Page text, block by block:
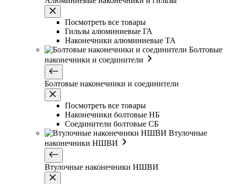
Посмотреть все товары
Гильзы алюминиевые ГА
Наконечники алюминиевые ТА
Болтовые
наконечники и соединители
Болтовые наконечники и соединители
Посмотреть все товары
Наконечники болтовые НБ
Соединители болтовые СБ
Втулочные
наконечники НШВИ
Втулочные наконечники НШВИ